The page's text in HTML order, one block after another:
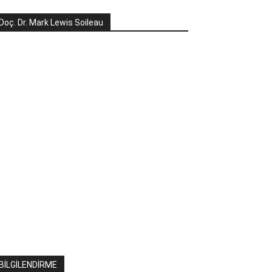
Doç. Dr. Mark Lewis Soileau
BİLGİLENDİRME